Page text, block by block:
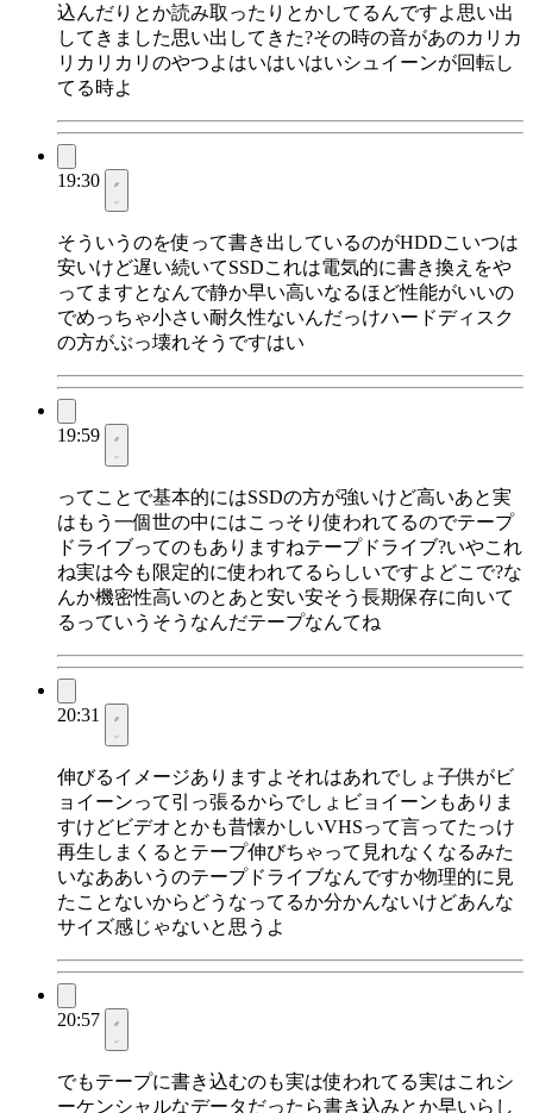
込んだりとか読み取ったりとかしてるんですよ思い出
してきました思い出してきた?その時の音があのカリカ
リカリカリのやつよはいはいはいシュイーンが回転し
てる時よ
19:30
そういうのを使って書き出しているのがHDDこいつは
安いけど遅い続いてSSDこれは電気的に書き換えをや
ってますとなんで静か早い高いなるほど性能がいいの
でめっちゃ小さい耐久性ないんだっけハードディスク
の方がぶっ壊れそうですはい
19:59
ってことで基本的にはSSDの方が強いけど高いあと実
はもう一個世の中にはこっそり使われてるのでテープ
ドライブってのもありますねテープドライブ?いやこれ
ね実は今も限定的に使われてるらしいですよどこで?な
んか機密性高いのとあと安い安そう長期保存に向いて
るっていうそうなんだテープなんてね
20:31
伸びるイメージありますよそれはあれでしょ子供がビ
ョイーンって引っ張るからでしょビョイーンもありま
すけどビデオとかも昔懐かしいVHSって言ってたっけ
再生しまくるとテープ伸びちゃって見れなくなるみた
いなああいうのテープドライブなんですか物理的に見
たことないからどうなってるか分かんないけどあんな
サイズ感じゃないと思うよ
20:57
でもテープに書き込むのも実は使われてる実はこれシ
ーケンシャルなデータだったら書き込みとか早いらし